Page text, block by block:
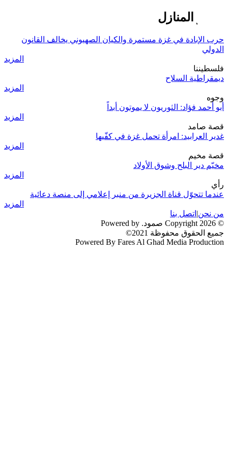
تدمير المنازل
حرب الإبادة في غزة مستمرة والكيان الصهيوني يخالف القانون
الدولي
المزيد
فلسطيننا
ديمقراطية السلاح
المزيد
وجوه
أبو أحمد فؤاد: الثوريون لا يموتون أبداً
المزيد
قصة صامد
غدير العرابيد: امرأة تحمل غزة في كفّيها
المزيد
قصة مخيم
مخيّم دير البلح وشوق الأولاد
المزيد
رأي
عندما تتحوّل قناة الجزيرة من منبر إعلامي إلى منصة دعائية
المزيد
من نحن| اتصل بنا
© 2026 Copyright صمود. Powered by
جميع الحقوق محفوظة 2021©
Powered By Fares Al Ghad Media Production